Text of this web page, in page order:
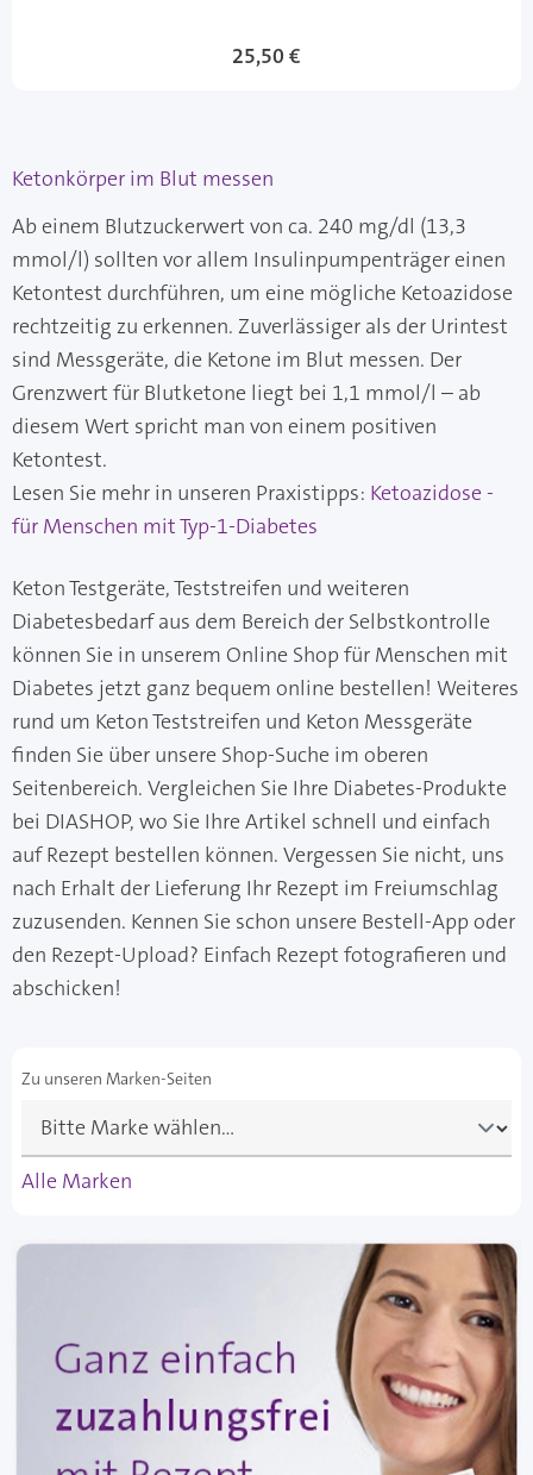
25,50 €
Ketonkörper im Blut messen
Ab einem Blutzuckerwert von ca. 240 mg/dl (13,3
mmol/l) sollten vor allem Insulinpumpenträger einen
Ketontest durchführen, um eine mögliche Ketoazidose
rechtzeitig zu erkennen. Zuverlässiger als der Urintest
sind Messgeräte, die Ketone im Blut messen. Der
Grenzwert für Blutketone liegt bei 1,1 mmol/l – ab
diesem Wert spricht man von einem positiven
Ketontest.
Lesen Sie mehr in unseren Praxistipps: Ketoazidose -
für Menschen mit Typ-1-Diabetes
Keton Testgeräte, Teststreifen und weiteren
Diabetesbedarf aus dem Bereich der Selbstkontrolle
können Sie in unserem Online Shop für Menschen mit
Diabetes jetzt ganz bequem online bestellen! Weiteres
rund um Keton Teststreifen und Keton Messgeräte
finden Sie über unsere Shop-Suche im oberen
Seitenbereich. Vergleichen Sie Ihre Diabetes-Produkte
bei DIASHOP, wo Sie Ihre Artikel schnell und einfach
auf Rezept bestellen können. Vergessen Sie nicht, uns
nach Erhalt der Lieferung Ihr Rezept im Freiumschlag
zuzusenden. Kennen Sie schon unsere Bestell-App oder
den Rezept-Upload? Einfach Rezept fotografieren und
abschicken!
Zu unseren Marken-Seiten
Alle Marken